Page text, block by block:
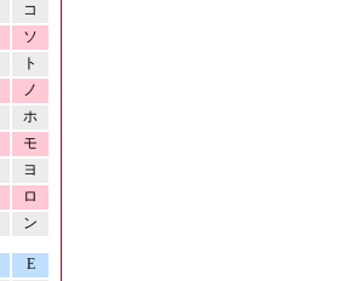
コ
ソ
ト
ノ
ホ
モ
ヨ
ロ
ン
E